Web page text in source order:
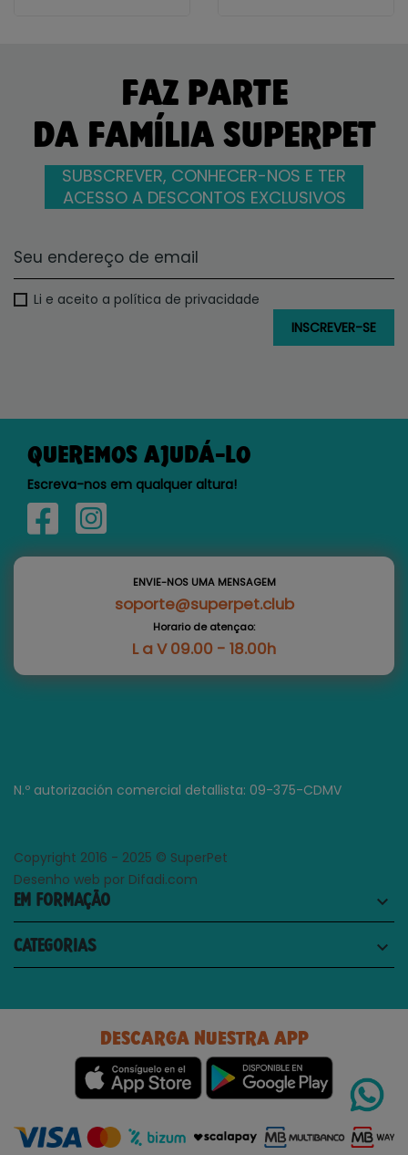
FAZ PARTE
DA FAMÍLIA SUPERPET
SUBSCREVER, CONHECER-NOS E TER
ACESSO A DESCONTOS EXCLUSIVOS
Li e aceito a política de privacidade
QUEREMOS AJUDÁ-LO
Escreva-nos em qualquer altura!
ENVIE-NOS UMA MENSAGEM
soporte@superpet.club
Horario de atençao:
L a V 09.00 - 18.00h
N.º autorización comercial detallista: 09-375-CDMV
Copyright 2016 - 2025 © SuperPet
Desenho web por Difadi.com
EM FORMAÇÃO keyboard_arrow_down
CATEGORIAS keyboard_arrow_down
DESCARGA NUESTRA APP